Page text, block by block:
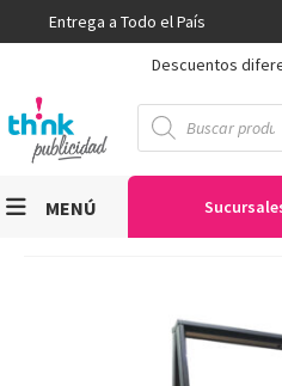
Entrega a Todo el País
Descuentos
Búsqueda
de
productos
MENÚ